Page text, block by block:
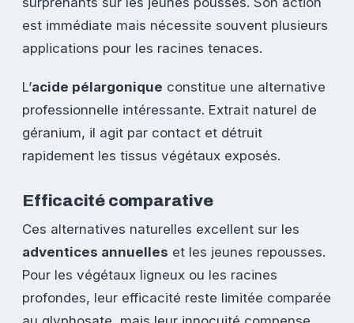
est immédiate mais nécessite souvent plusieurs
applications pour les racines tenaces.
L’acide pélargonique constitue une alternative
professionnelle intéressante. Extrait naturel de
géranium, il agit par contact et détruit
rapidement les tissus végétaux exposés.
Efficacité comparative
Ces alternatives naturelles excellent sur les
adventices annuelles et les jeunes repousses.
Pour les végétaux ligneux ou les racines
profondes, leur efficacité reste limitée comparée